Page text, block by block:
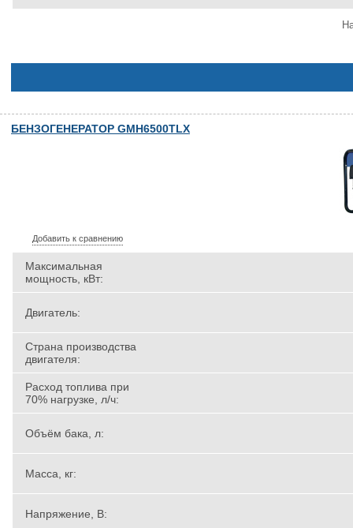
БЕНЗОГЕНЕРАТОР GMH6500TLX
Добавить к сравнению
Максимальная
мощность, кВт:
Двигатель:
Страна производства
двигателя:
Расход топлива при
70% нагрузке, л/ч:
Объём бака, л:
Масса, кг:
Напряжение, В: